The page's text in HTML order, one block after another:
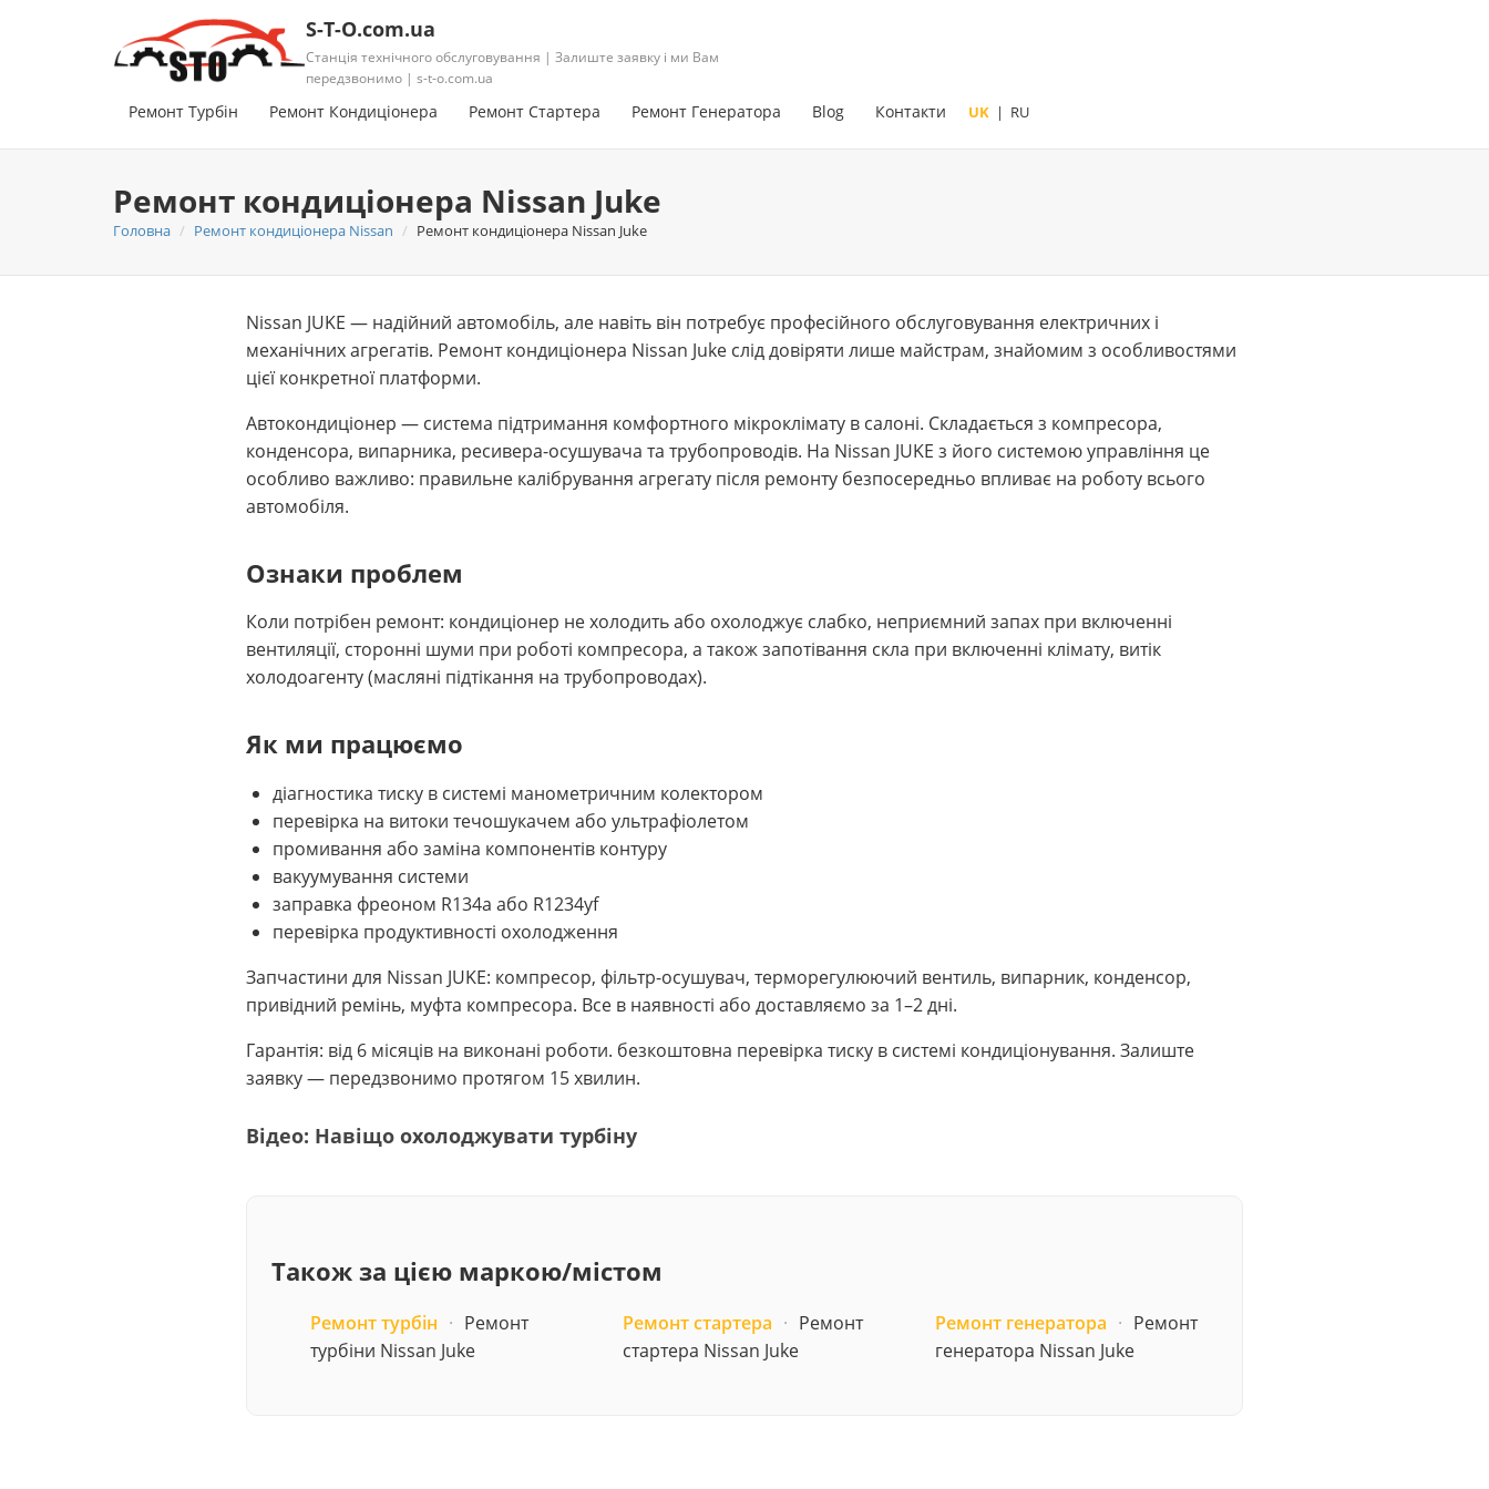
S-T-O.com.ua
Станція технічного обслуговування | Залиште заявку і ми Вам
передзвонимо | s-t-o.com.ua
Ремонт Турбін Ремонт Кондиціонера Ремонт Стартера Ремонт Генератора Blog Контакти UK | RU
Ремонт кондиціонера Nissan Juke
Головна Ремонт кондиціонера Nissan Ремонт кондиціонера Nissan Juke
Nissan JUKE — надійний автомобіль, але навіть він потребує професійного обслуговування електричних і
механічних агрегатів. Ремонт кондиціонера Nissan Juke слід довіряти лише майстрам, знайомим з особливостями
цієї конкретної платформи.
Автокондиціонер — система підтримання комфортного мікроклімату в салоні. Складається з компресора,
конденсора, випарника, ресивера-осушувача та трубопроводів. На Nissan JUKE з його системою управління це
особливо важливо: правильне калібрування агрегату після ремонту безпосередньо впливає на роботу всього
автомобіля.
Ознаки проблем
Коли потрібен ремонт: кондиціонер не холодить або охолоджує слабко, неприємний запах при включенні
вентиляції, сторонні шуми при роботі компресора, а також запотівання скла при включенні клімату, витік
холодоагенту (масляні підтікання на трубопроводах).
Як ми працюємо
діагностика тиску в системі манометричним колектором
перевірка на витоки течошукачем або ультрафіолетом
промивання або заміна компонентів контуру
вакуумування системи
заправка фреоном R134a або R1234yf
перевірка продуктивності охолодження
Запчастини для Nissan JUKE: компресор, фільтр-осушувач, терморегулюючий вентиль, випарник, конденсор,
привідний ремінь, муфта компресора. Все в наявності або доставляємо за 1–2 дні.
Гарантія: від 6 місяців на виконані роботи. безкоштовна перевірка тиску в системі кондиціонування. Залиште
заявку — передзвонимо протягом 15 хвилин.
Відео: Навіщо охолоджувати турбіну
Також за цією маркою/містом
Ремонт турбін · Ремонт
турбіни Nissan Juke
Ремонт стартера · Ремонт
стартера Nissan Juke
Ремонт генератора · Ремонт
генератора Nissan Juke